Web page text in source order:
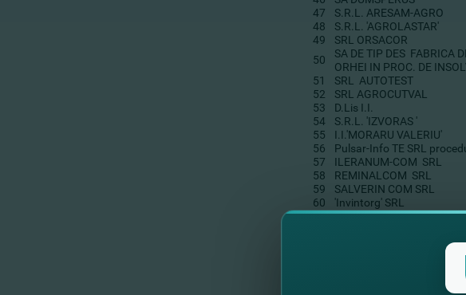
47
S.R.L. ARESAM-AGRO
48
S.R.L. 'AGROLASTAR'
49
SRL ORSACOR
50
SA DE TIP DES FABRICA
ORHEI IN PROC. DE
51
SRL AUTOTEST
52
SRL AGROCUTVAL
53
D.Lis I.I.
54
S.R.L. 'IZVORAS '
55
I.I.'MORARU VALERIU'
56
Pulsar-Info TE SRL
57
ILERANUM-COM SRL
58
REMINALCOM SRL
59
SALVERIN COM SRL
60
'Invintorg' SRL
61
SRL 'Continent'
I.I.'BELIBOV PARASCOVIA'